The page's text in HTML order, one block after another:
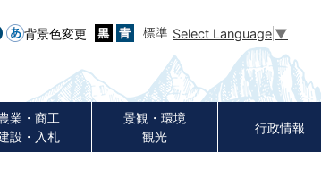
背景色変更 Select Language ▼
業・商工
設・入札
景観・環境
観光
行政情報